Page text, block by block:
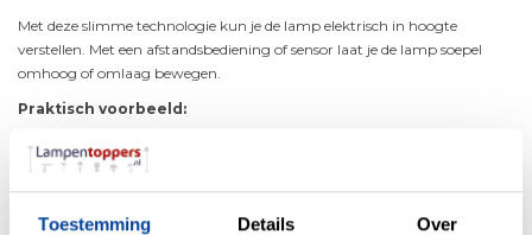
Toestemming Details Over
Met deze slimme technologie kun je de lamp elektrisch in hoogte
verstellen. Met een afstandsbediening of sensor laat je de lamp soepel
omhoog of omlaag bewegen.
Praktisch voorbeeld:
lager hangen tijdens een diner voor een intieme sfeer
hoger zetten wanneer je de tafel gebruikt voor werk of spelletjes
Dat maakt deze lamp niet alleen mooi, maar ook verrassend
praktisch in dagelijks gebruik.